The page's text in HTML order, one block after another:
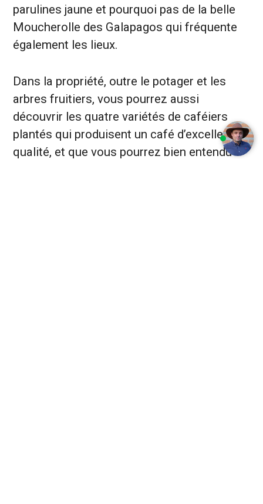
parulines jaune et pourquoi pas de la belle
Moucherolle des Galapagos qui fréquente
également les lieux.
Dans la propriété, outre le potager et les
arbres fruitiers, vous pourrez aussi
découvrir les quatre variétés de caféiers
plantés qui produisent un café d’excellente
qualité, et que vous pourrez bien entendu